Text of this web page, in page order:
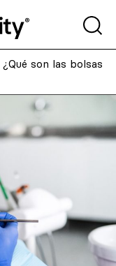
¿Qué son las bolsas